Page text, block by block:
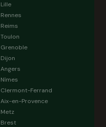
Lille
Rennes
Reims
Toulon
Grenoble
Dijon
Angers
Nîmes
Clermont-Ferrand
Aix-en-Provence
Metz
Brest